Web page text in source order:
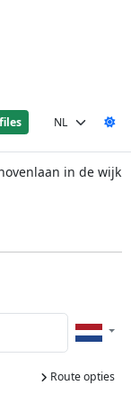
in de wijk
Route opties